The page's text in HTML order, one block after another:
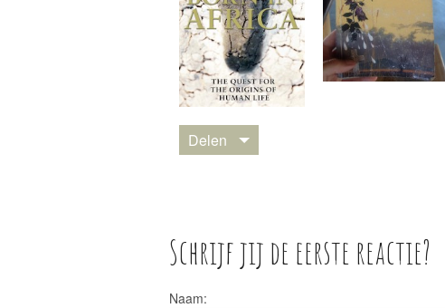
Delen
Schrijf jij de eerste reactie?
Naam: